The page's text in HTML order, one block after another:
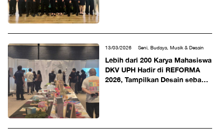
13/03/2026 Seni, Budaya, Musik & Desain
Lebih dari 200 Karya Mahasiswa
DKV UPH Hadir di REFORMA
2026, Tampilkan Desain sebagai